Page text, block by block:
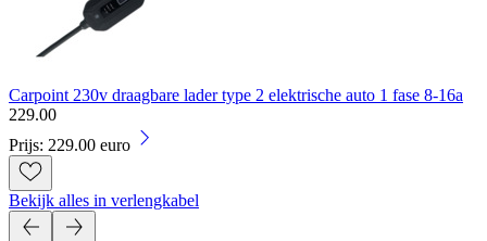
Carpoint 230v draagbare lader type 2 elektrische auto 1 fase 8-16a
229.00
Prijs: 229.00 euro
Bekijk alles in verlengkabel